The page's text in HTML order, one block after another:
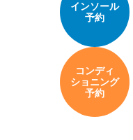
インソール
予約
コンディ
ショニング
予約